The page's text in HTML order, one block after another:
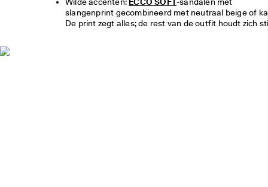
slangenprint gecombineerd met neutraal beige of
De print zegt alles; de rest van de outfit houdt zich